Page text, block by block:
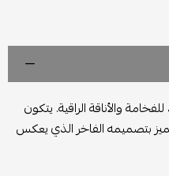
والأناقة الراقية. يتكون
بتصميمه الفاخر الذي يعكس